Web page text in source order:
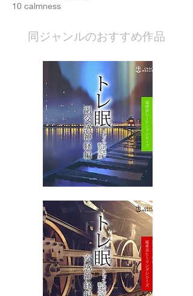
10 calmness
​同ジャンルのおすすめ作品